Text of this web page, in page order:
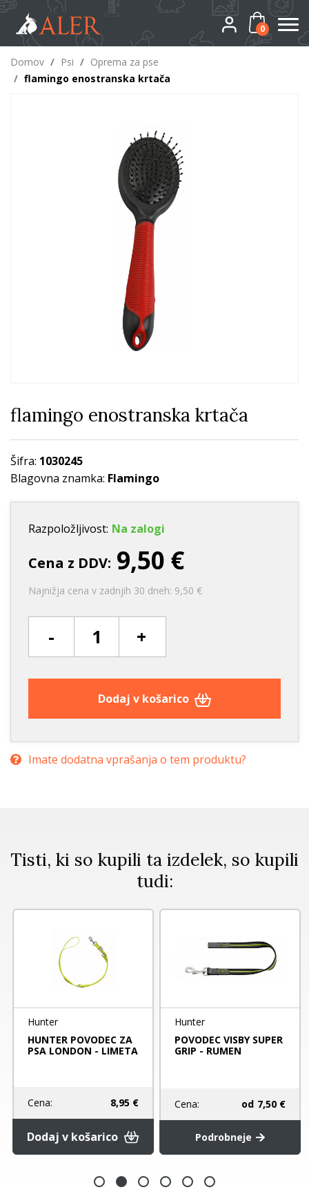
0
Domov / Psi / Oprema za pse
/ flamingo enostranska krtača
flamingo enostranska krtača
Šifra: 1030245
Blagovna znamka: Flamingo
Razpoložljivost: Na zalogi
Cena z DDV: 9,50 €
Najnižja cena v zadnjih 30 dneh: 9,50 €
- +
Dodaj v košarico
Imate dodatna vprašanja o tem produktu?
Tisti, ki so kupili ta izdelek, so kupili
tudi:
Hunter
HUNTER POVODEC ZA
PSA LONDON - LIMETA
Cena: 8,95 €
Dodaj v košarico
Hunter
POVODEC VISBY SUPER
GRIP - RUMEN
Cena: od 7,50 €
Podrobneje